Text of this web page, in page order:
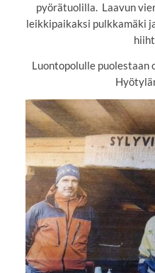
pyörätuolilla. Laavun
leikkipaikaksi pulkkamäki
Luontopolulle puolestaan